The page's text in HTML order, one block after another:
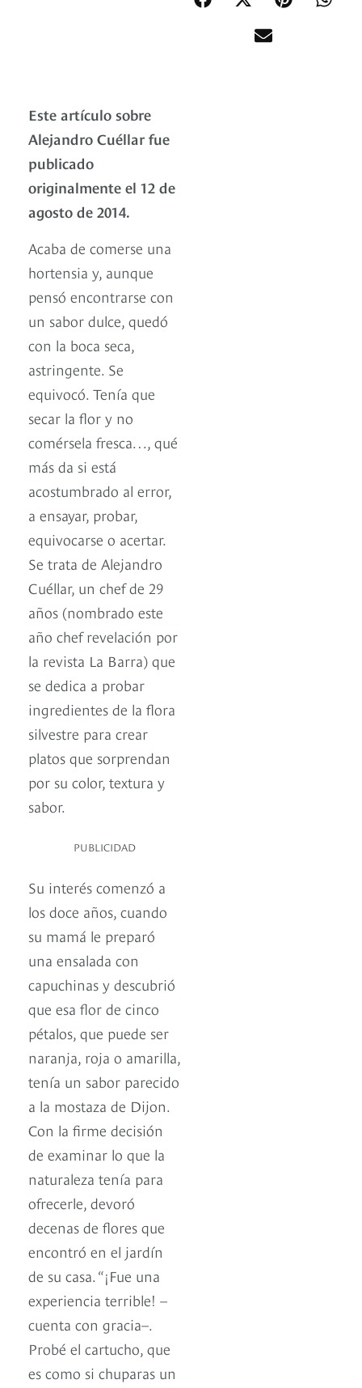
Este artículo sobre
Alejandro Cuéllar fue
publicado
originalmente el 12 de
agosto de 2014.
Acaba de comerse una
hortensia y, aunque
pensó encontrarse con
un sabor dulce, quedó
con la boca seca,
astringente. Se
equivocó. Tenía que
secar la flor y no
comérsela fresca…, qué
más da si está
acostumbrado al error,
a ensayar, probar,
equivocarse o acertar.
Se trata de Alejandro
Cuéllar, un chef de 29
años (nombrado este
año chef revelación por
la revista La Barra) que
se dedica a probar
ingredientes de la flora
silvestre para crear
platos que sorprendan
por su color, textura y
sabor.
PUBLICIDAD
Su interés comenzó a
los doce años, cuando
su mamá le preparó
una ensalada con
capuchinas y descubrió
que esa flor de cinco
pétalos, que puede ser
naranja, roja o amarilla,
tenía un sabor parecido
a la mostaza de Dijon.
Con la firme decisión
de examinar lo que la
naturaleza tenía para
ofrecerle, devoró
decenas de flores que
encontró en el jardín
de su casa. “¡Fue una
experiencia terrible! –
cuenta con gracia–.
Probé el cartucho, que
es como si chuparas un